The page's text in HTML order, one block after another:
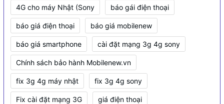
4G cho máy Nhật (Sony báo gái điện thoại
báo giá điện thoại báo giá mobilenew
báo giá smartphone cài đặt mạng 3g 4g sony
Chính sách bảo hành Mobilenew.vn
fix 3g 4g máy nhật fix 3g 4g sony
Fix cài đặt mạng 3G giá điện thoại